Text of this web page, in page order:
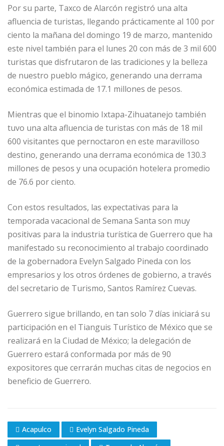
Por su parte, Taxco de Alarcón registró una alta
afluencia de turistas, llegando prácticamente al 100 por
ciento la mañana del domingo 19 de marzo, mantenido
este nivel también para el lunes 20 con más de 3 mil 600
turistas que disfrutaron de las tradiciones y la belleza
de nuestro pueblo mágico, generando una derrama
económica estimada de 17.1 millones de pesos.
Mientras que el binomio Ixtapa-Zihuatanejo también
tuvo una alta afluencia de turistas con más de 18 mil
600 visitantes que pernoctaron en este maravilloso
destino, generando una derrama económica de 130.3
millones de pesos y una ocupación hotelera promedio
de 76.6 por ciento.
Con estos resultados, las expectativas para la
temporada vacacional de Semana Santa son muy
positivas para la industria turística de Guerrero que ha
manifestado su reconocimiento al trabajo coordinado
de la gobernadora Evelyn Salgado Pineda con los
empresarios y los otros órdenes de gobierno, a través
del secretario de Turismo, Santos Ramírez Cuevas.
Guerrero sigue brillando, en tan solo 7 días iniciará su
participación en el Tianguis Turístico de México que se
realizará en la Ciudad de México; la delegación de
Guerrero estará conformada por más de 90
expositores que cerrarán muchas citas de negocios en
beneficio de Guerrero.
Acapulco
Evelyn Salgado Pineda